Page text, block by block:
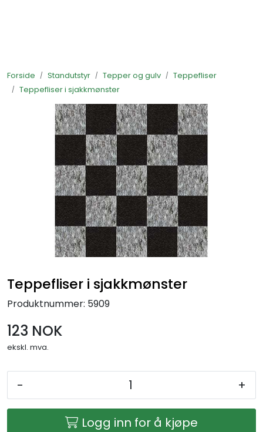
Forside Standutstyr Tepper og gulv
Teppefliser
Teppefliser i sjakkmønster
Teppefliser i sjakkmønster
Produktnummer: 5909
123 NOK
ekskl. mva.
- +
Logg inn for å kjøpe
Standutstyr
Bestill mat til standen
Foto og video